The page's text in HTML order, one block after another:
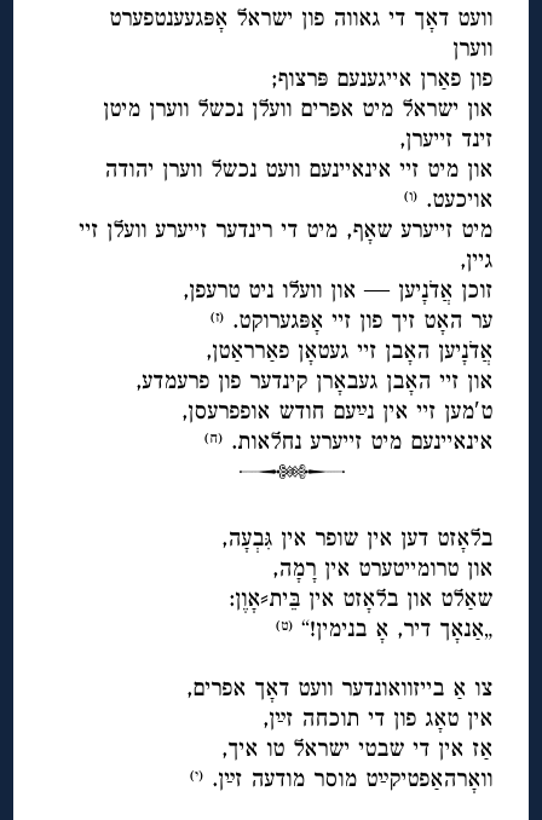
וועט דאָך די גאווה פון ישראל אָפּגעענטפערט
ווערן
פון פאַרן אייגענעם פּרצוף;
און ישראל מיט אפרים וועלן נכשל ווערן מיטן
זינד זייערן,
און מיט זיי אינאיינעם וועט נכשל ווערן יהודה
אויכעט.(ו)
מיט זייערע שאָף, מיט די רינדער זייערע וועלן זיי
גיין,
זוכן אֲדֹנָיען — און וועלו ניט טרעפן,
ער האָט זיך פון זיי אָפּגערוקט.(ז)
אֲדֹנָיען האָבן זיי געטאָן פאַרראַטן,
און זיי האָבן געבאָרן קינדער פון פרעמדע,
ט′מען זיי אין נײַעם חודש אופפרעסן,
אינאיינעם מיט זייערע נחלאות.(ח)
בלאָזט דען אין שופר אין גִּבְעָה,
און טרומייטערט אין רָמָה,
שאַלט און בלאָזט אין בֵּית⸗אָוֶן:
„אַנאָך דיר, אָ בנימין!“(ט)
צו אַ בייזוואונדער וועט דאָך אפרים,
אין טאָג פון די תוכחה זײַן,
אַז אין די שבטי ישראל טו איך,
וואָרהאַפטיקײַט מוסר מודעה זײַן.(י)